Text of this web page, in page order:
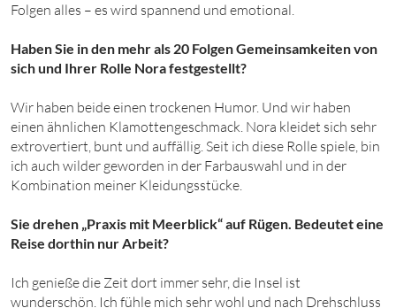
Folgen alles – es wird spannend und emotional.
Haben Sie in den mehr als 20 Folgen Gemeinsamkeiten von
sich und Ihrer Rolle Nora festgestellt?
Wir haben beide einen trockenen Humor. Und wir haben
einen ähnlichen Klamottengeschmack. Nora kleidet sich sehr
extrovertiert, bunt und auffällig. Seit ich diese Rolle spiele, bin
ich auch wilder geworden in der Farbauswahl und in der
Kombination meiner Kleidungsstücke.
Sie drehen „Praxis mit Meerblick“ auf Rügen. Bedeutet eine
Reise dorthin nur Arbeit?
Ich genieße die Zeit dort immer sehr, die Insel ist
wunderschön. Ich fühle mich sehr wohl und nach Drehschluss